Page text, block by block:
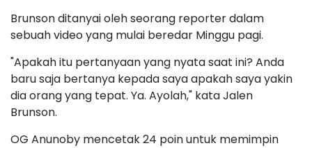
Brunson ditanyai oleh seorang reporter dalam
sebuah video yang mulai beredar Minggu pagi.
"Apakah itu pertanyaan yang nyata saat ini? Anda
baru saja bertanya kepada saya apakah saya yakin
dia orang yang tepat. Ya. Ayolah," kata Jalen
Brunson.
OG Anunoby mencetak 24 poin untuk memimpin